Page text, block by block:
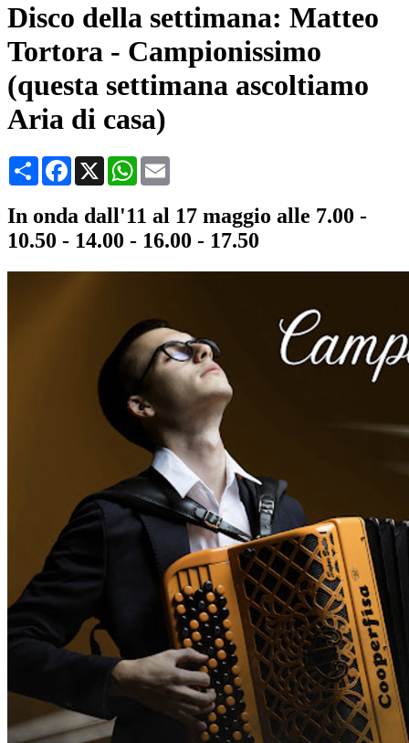
Disco della settimana: Matteo
Tortora - Campionissimo
(questa settimana ascoltiamo
Aria di casa)
CondividiFacebook
X WhatsApp
In onda dall'11 al 17 maggio alle 7.00 -
10.50 - 14.00 - 16.00 - 17.50